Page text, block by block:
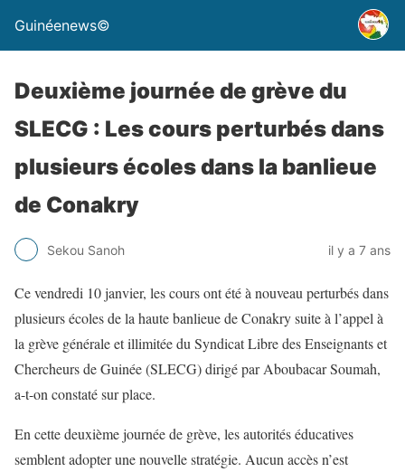
Guinéenews©
Deuxième journée de grève du
SLECG : Les cours perturbés dans
plusieurs écoles dans la banlieue
de Conakry
Sekou Sanoh il y a 7 ans
Ce vendredi 10 janvier, les cours ont été à nouveau perturbés dans
plusieurs écoles de la haute banlieue de Conakry suite à l’appel à
la grève générale et illimitée du Syndicat Libre des Enseignants et
Chercheurs de Guinée (SLECG) dirigé par Aboubacar Soumah,
a-t-on constaté sur place.
En cette deuxième journée de grève, les autorités éducatives
semblent adopter une nouvelle stratégie. Aucun accès n’est